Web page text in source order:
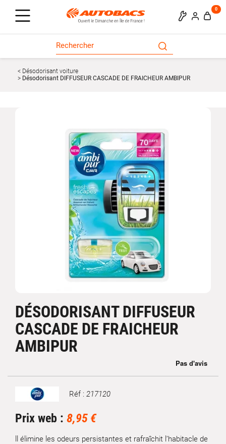
0
Désodorisant voiture
Désodorisant DIFFUSEUR CASCADE DE FRAICHEUR AMBIPUR
DÉSODORISANT DIFFUSEUR
CASCADE DE FRAICHEUR
AMBIPUR
Marque Réf : 217120
Prix web : 8,95 €
ll élimine les odeurs persistantes et rafraîchit l’habitacle de